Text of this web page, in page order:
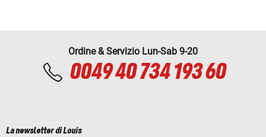
Ordine & Servizio Lun-Sab 9-20
0049 40 734 193 60
La newsletter di Louis